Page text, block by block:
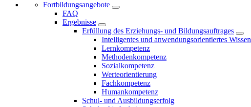
Fortbildungsangebote
FAQ
Ergebnisse
Erfüllung des Erziehungs- und Bildungsauftrages
Intelligentes und anwendungsorientiertes Wissen
Lernkompetenz
Methodenkompetenz
Sozialkompetenz
Werteorientierung
Fachkompetenz
Humankompetenz
Schul- und Ausbildungserfolg